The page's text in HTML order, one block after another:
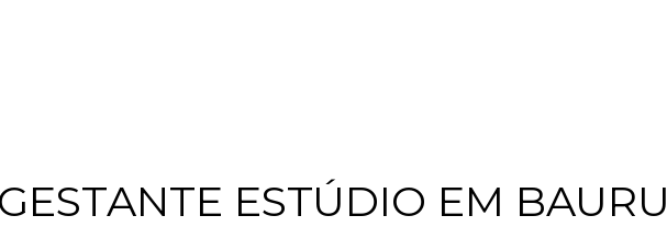
ESTÚDIO EM BAURU